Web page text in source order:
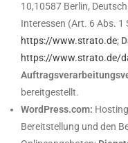
10,10587 Berlin,
Interessen (Art. 6 Abs. 1
https://www.strato.de;
https://www.strato.de/
bereitgestellt.
WordPress.com:
Bereitstellung und den